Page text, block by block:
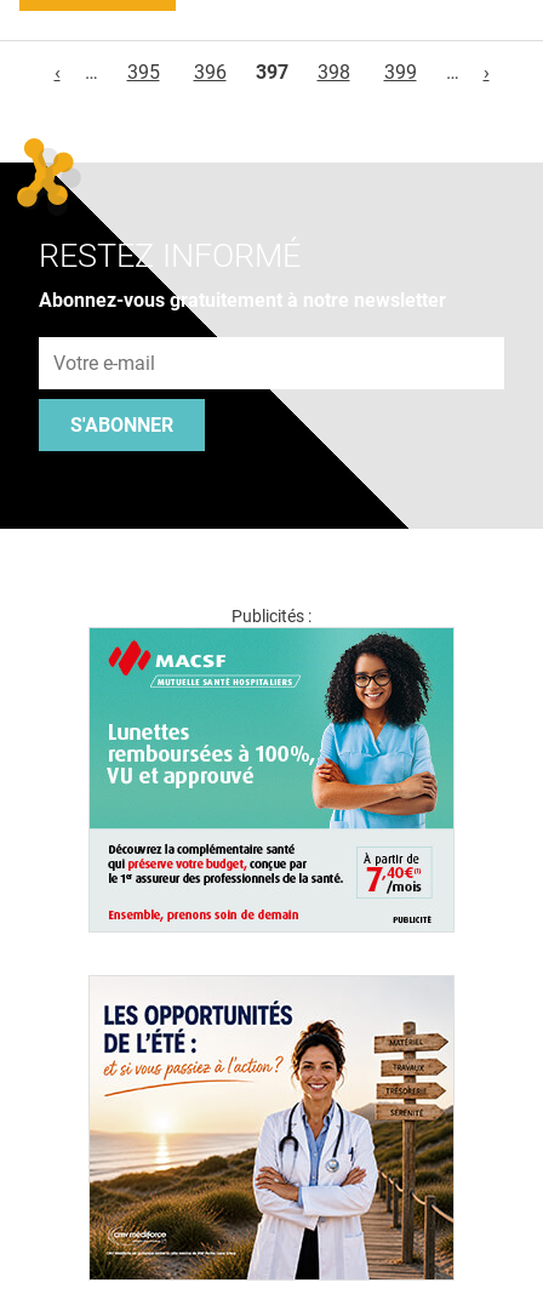
‹
… 395 396 397 398 399 … ›
RESTEZ INFORMÉ
Abonnez-vous gratuitement à notre newsletter
S'ABONNER
Publicités :